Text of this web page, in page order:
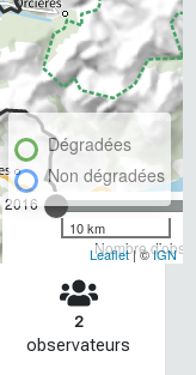
2016
Nombre
Dégradées
Non dégradées
10 km
Leaflet| ©IGN
2
observateurs